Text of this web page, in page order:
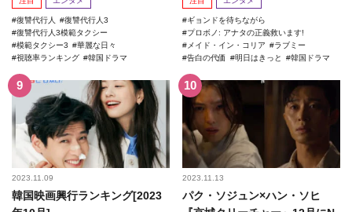
復讐代行人
復讐代行人3
復讐代行人3模範タクシー
模範タクシー3
華麗な日々
視聴率ランキング
韓国ドラマ
ギョンドを待ちながら
プロボノ: アナタの正義救います!
メイド・イン・コリア
ラブミー
告白の代価
明日はきっと 韓国ドラマ
2023.11.09
韓国映画興行ランキング[2023
2023.11.13
パク・ソジュン×ハン・ソヒ